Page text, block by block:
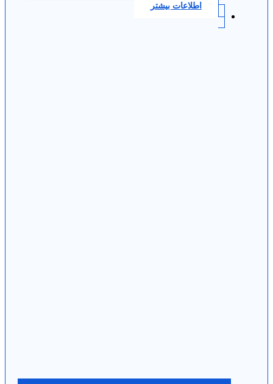
اطلاعات بیشتر